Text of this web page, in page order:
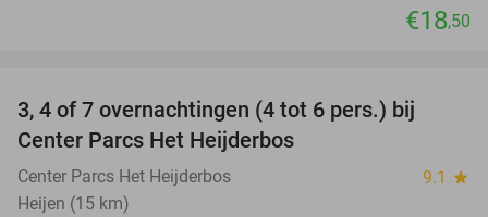
€18,50
3, 4 of 7 overnachtingen (4 tot 6 pers.) bij
Center Parcs Het Heijderbos
Center Parcs Het Heijderbos 9.1 star
Heijen (15 km)